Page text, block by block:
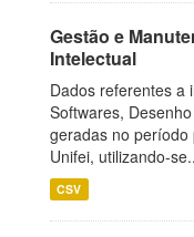
Gestão e
Intelectual
Dados referentes a
Softwares,
geradas no
Unifei, utilizando-
CSV